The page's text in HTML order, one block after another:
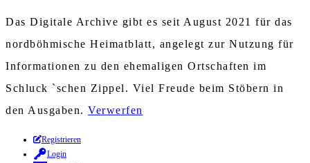
Das Digitale Archive gibt es seit August 2021 für das
nordböhmische Heimatblatt, angelegt zur Nutzung für
Informationen zu den ehemaligen Ortschaften im
Schluck `schen Zippel. Viel Freude beim Stöbern in
den Ausgaben. Verwerfen
Zum
Inhalt
Registrieren
Login